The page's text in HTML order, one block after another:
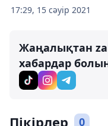
17:29, 15 сәуір 2021
Жаңалықтан
хабардар
Пікірлер 0